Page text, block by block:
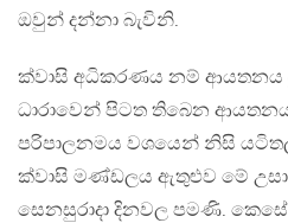
ඔවුන් දන්නා බැවිනි.
ක්වාසි අධිකරණය නම් ආයතනය
ධාරාවෙන් පිටත තිබෙන
පරිපාලනමය වශයෙන් නිසි
ක්වාසි මණ්ඩලය ඇතුළුව මේ
සෙනසුරාදා දිනවල පමණි.